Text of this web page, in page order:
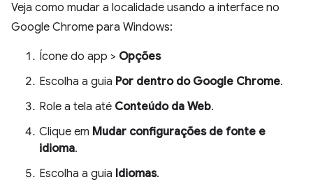
Veja como mudar a localidade usando a interface no
Google Chrome para Windows:
Ícone do app > Opções
Escolha a guia Por dentro do Google Chrome.
Role a tela até Conteúdo da Web.
Clique em Mudar configurações de fonte e
idioma.
Escolha a guia Idiomas.